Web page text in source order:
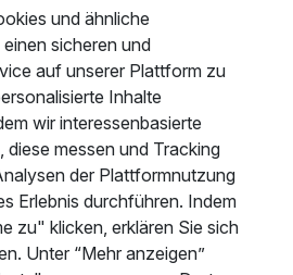
Bett A und Bahnhof Köln
schnell und leicht erreichbar,
die Gäste neben der
des Gebäudes und dem
individuelle und persönliche
in der Bio's Bar unter
von Alfred Biolek mit
und persönlichen
und ähnliche
sicheren und
auf unserer Plattform zu
Inhalte
wir interessenbasierte
diese messen und Tracking
der Plattformnutzung
Erlebnis durchführen. Indem
zu" klicken, erklären Sie sich
Unter “Mehr anzeigen”